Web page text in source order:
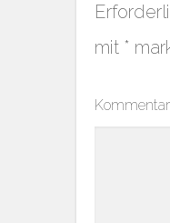
mit *
Kommentar